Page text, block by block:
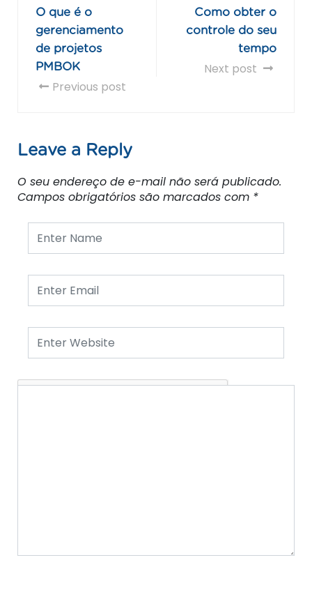
O que é o
gerenciamento
de projetos
PMBOK
Previous post
Como obter o
controle do seu
tempo
Next post
Leave a Reply
O seu endereço de e-mail não será publicado.
Campos obrigatórios são marcados com *